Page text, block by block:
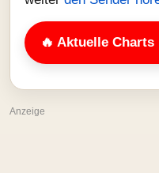
🔥 Aktuelle
Anzeige